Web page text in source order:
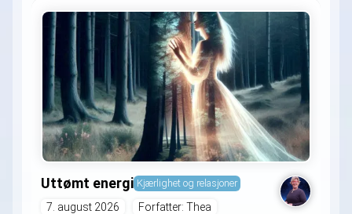
Uttømt energi Kjærlighet og relasjoner
7. august 2026 Forfatter: Thea